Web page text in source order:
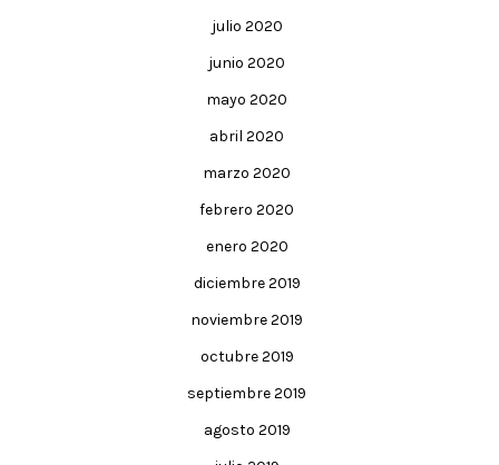
julio 2020
junio 2020
mayo 2020
abril 2020
marzo 2020
febrero 2020
enero 2020
diciembre 2019
noviembre 2019
octubre 2019
septiembre 2019
agosto 2019